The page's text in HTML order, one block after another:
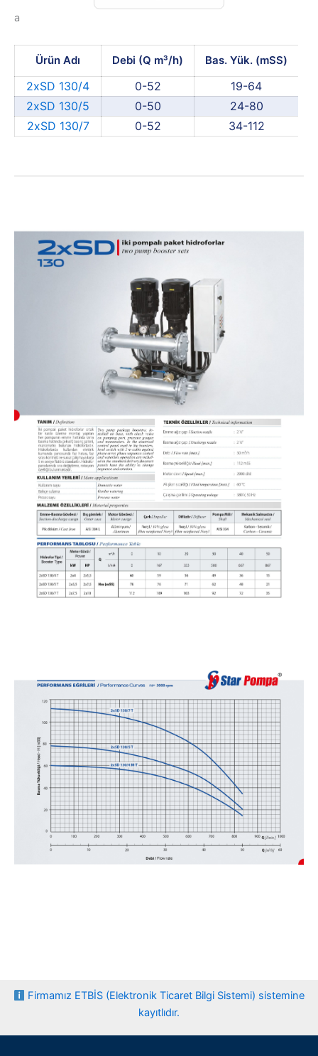
a
Ürün Adı Debi (Q m³/h) Bas. Yük. (mSS)
2xSD 130/4 0-52
19-64
2xSD 130/5
0-50 24-80
2xSD 130/7
0-52 34-112
Firmamız ETBİS (Elektronik Ticaret Bilgi Sistemi) sistemine
kayıtlıdır.